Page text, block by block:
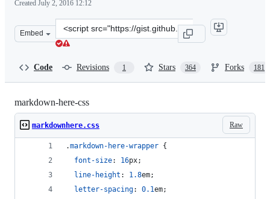
Created July 2, 2016 12:12
Embed
Clone
this
Code Revisions 1 Stars 364 Forks 181
markdown-here-css
Raw
markdownhere.css
.markdown-here-wrapper {
font-size: 16px;
line-height : 1.8em;
letter-spacing: 0.1em;